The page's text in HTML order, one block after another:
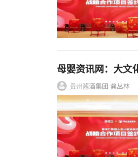
母婴资讯网：大文
贵州酱酒集团 龚丛林